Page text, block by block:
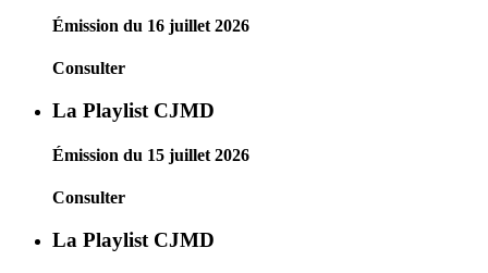
Émission du 16 juillet 2026
Consulter
La Playlist CJMD
Émission du 15 juillet 2026
Consulter
La Playlist CJMD